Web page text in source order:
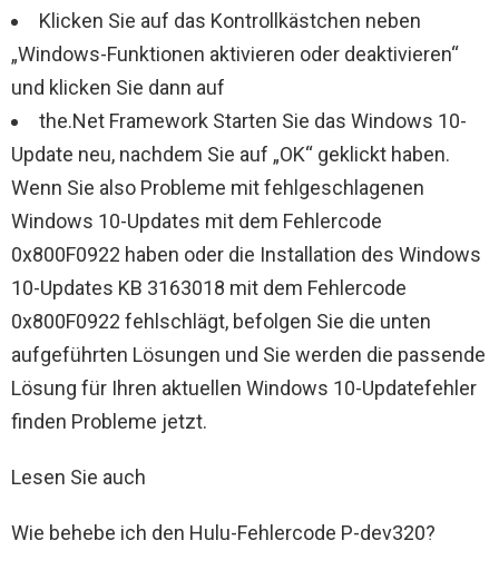
Klicken Sie auf das Kontrollkästchen neben
„Windows-Funktionen aktivieren oder deaktivieren“
und klicken Sie dann auf
the.Net Framework Starten Sie das Windows 10-
Update neu, nachdem Sie auf „OK“ geklickt haben.
Wenn Sie also Probleme mit fehlgeschlagenen
Windows 10-Updates mit dem Fehlercode
0x800F0922 haben oder die Installation des Windows
10-Updates KB 3163018 mit dem Fehlercode
0x800F0922 fehlschlägt, befolgen Sie die unten
aufgeführten Lösungen und Sie werden die passende
Lösung für Ihren aktuellen Windows 10-Updatefehler
finden Probleme jetzt.
Lesen Sie auch
Wie behebe ich den Hulu-Fehlercode P-dev320?